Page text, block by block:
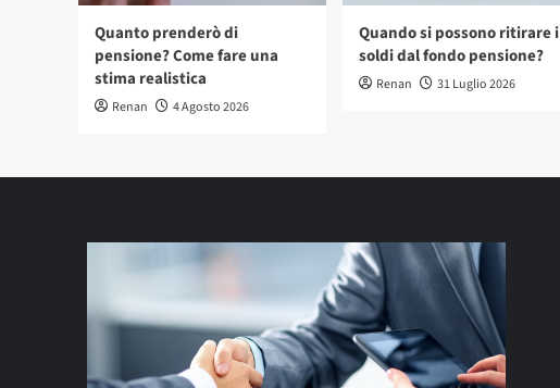
Quanto prenderò di
pensione? Come fare una
stima realistica
Renan 4 Agosto 2026
Quando si possono ritirare i
soldi dal fondo pensione?
Renan 31 Luglio 2026